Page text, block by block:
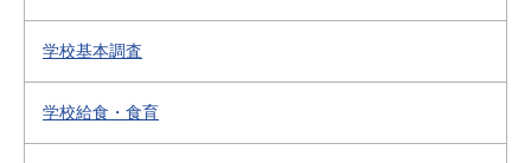
学校基本調査
学校給食・食育